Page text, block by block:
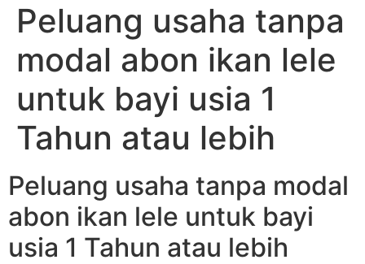
Peluang usaha tanpa
modal abon ikan lele
untuk bayi usia 1
Tahun atau lebih
Peluang usaha tanpa modal
abon ikan lele untuk bayi
usia 1 Tahun atau lebih